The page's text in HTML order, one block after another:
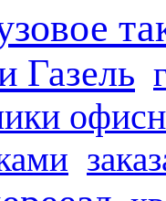
Газель